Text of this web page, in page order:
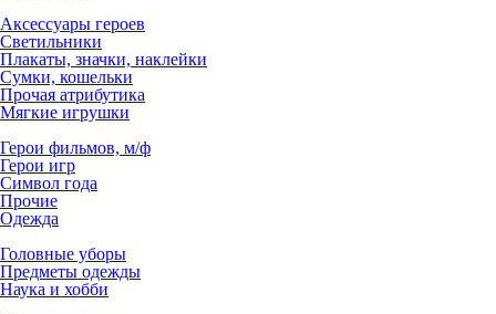
Аксессуары героев
Светильники
Плакаты, значки, наклейки
Сумки, кошельки
Прочая атрибутика
Мягкие игрушки
Герои фильмов, м/ф
Герои игр
Символ года
Прочие
Одежда
Головные уборы
Предметы одежды
Наука и хобби